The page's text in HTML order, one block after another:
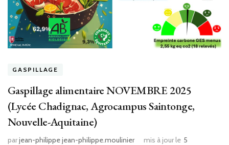
GASPILLAGE
Gaspillage alimentaire NOVEMBRE 2025
(Lycée Chadignac, Agrocampus Saintonge,
Nouvelle-Aquitaine)
parjean-philippe jean-philippe.moulinier mis à jour le 5